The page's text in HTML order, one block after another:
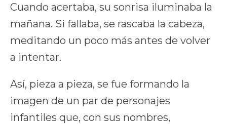
Cuando acertaba, su sonrisa iluminaba la
mañana. Si fallaba, se rascaba la cabeza,
meditando un poco más antes de volver
a intentar.
Así, pieza a pieza, se fue formando la
imagen de un par de personajes
infantiles que, con sus nombres,